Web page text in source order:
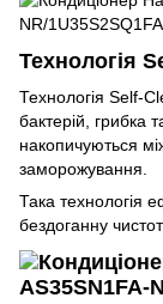
Технологія
Технологія Self-
бактерій, грибка
накопичуються
заморожування.
Така технологія
бездоганну